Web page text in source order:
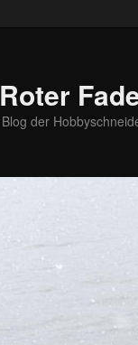
der